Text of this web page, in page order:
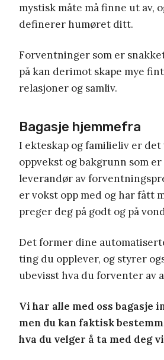
mystisk måte må finne ut av,
definerer humøret ditt.
Forventninger som er
på kan derimot skape mye
relasjoner og samliv.
Bagasje hjemmefra
I ekteskap og familieliv er det
oppvekst og bakgrunn som
leverandør av
er vokst opp med og har fått
preger deg på godt og på
Det former dine
ting du opplever, og styrer
ubevisst hva du forventer av
Vi har alle med oss bagasje
men du kan faktisk
hva du velger å ta med deg